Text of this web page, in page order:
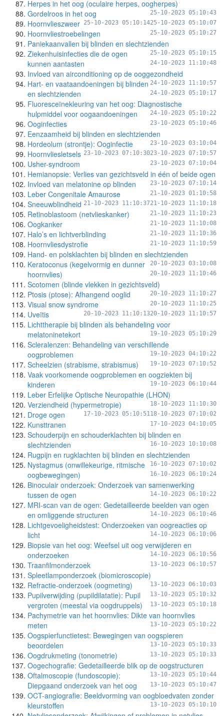
Herpes in het oog (oculaire herpes, oogherpes)
25-10-2023 05:10:43
Gordelroos in het oog
25-10-2023 05:10:07
Hoornvlieszweer 25-10-2023 05:10:14
Hoornvliestroebelingen 25-10-2023 05:10:27
Paniekaanvallen bij blinden en slechtzienden
25-10-2023 05:10:15
Ziekenhuisinfecties die de ogen
kunnen aantasten
24-10-2023 11:10:48
Invloed van airconditioning op de ooggezondheid
24-10-2023 11:10:57
Hart- en vaataandoeningen bij blinden
en slechtzienden
24-10-2023 05:10:17
Fluoresceïnekleuring van het oog: Diagnostische
hulpmiddel voor oogaandoeningen
24-10-2023 05:10:22
Ooginfecties 23-10-2023 05:10:46
Eenzaamheid bij blinden en slechtzienden
23-10-2023 03:10:04
Hordeolum (strontje): Ooginfectie
23-10-2023 07:10:57
Hoornvliesletsels 23-10-2023 07:10:30
Usher-syndroom 23-10-2023 07:10:04
Hemianopsie: Verlies van gezichtsveld in één of beide ogen
23-10-2023 07:10:14
Invloed van melatonine op blinden
21-10-2023 01:10:58
Leber Congenitale Amaurose
21-10-2023 11:10:18
Sneeuwblindheid 21-10-2023 11:10:37
Retinoblastoom (netvlieskanker) 21-10-2023 11:10:23
Oogkanker 21-10-2023 11:10:08
Halo’s en lichtverblinding 21-10-2023 11:10:36
Hoornvliesdystrofie 21-10-2023 11:10:59
Hand- en polsklachten bij blinden en slechtzienden
20-10-2023 03:10:08
Keratoconus (kegelvormig en dunner
hoornvlies)
20-10-2023 11:10:46
Scotomen (blinde vlekken in gezichtsveld)
20-10-2023 11:10:27
Ptosis (ptose): Afhangend ooglid
20-10-2023 11:10:25
Visual snow syndrome
20-10-2023 11:10:57
Uveïtis 20-10-2023 11:10:13
Lichttherapie bij blinden als behandeling voor
melatoninetekort
19-10-2023 05:10:29
Scleralenzen: Behandeling van verschillende
oogproblemen
19-10-2023 04:10:22
Scheelzien (strabisme, strabismus) 19-10-2023 07:10:52
Vaak voorkomende oogproblemen en oogziekten bij
kinderen
19-10-2023 06:10:44
Leber Erfelijke Optische Neuropathie (LHON)
18-10-2023 11:10:30
Verziendheid (hypermetropie)
18-10-2023 07:10:02
Droge ogen 17-10-2023 05:10:51
Kunsttranen 17-10-2023 04:10:05
Schouderpijn en schouderklachten bij blinden en
slechtzienden
16-10-2023 10:10:08
Rugpijn en rugklachten bij blinden en slechtzienden
16-10-2023 07:10:02
Nystagmus (onwillekeurige, ritmische
oogbewegingen)
16-10-2023 06:10:24
Binoculair onderzoek: Onderzoek van samenwerking
tussen de ogen
14-10-2023 06:10:22
MRI-scan van de ogen: Gedetailleerde beelden van ogen
en omliggende structuren
14-10-2023 06:10:46
Lichtgevoeligheidstest: Onderzoeken van oogreacties op
licht
14-10-2023 06:10:06
Biopsie van het oog: Weefsel uit oog verwijderen en
onderzoeken
14-10-2023 06:10:56
Traanfilmonderzoek 13-10-2023 06:10:57
Spleetlamponderzoek (biomicroscopie)
13-10-2023 06:10:03
Refractie-onderzoek (oogmeting)
13-10-2023 05:10:32
Pupilverwijding (pupildilatatie): Pupil
vergroten (meestal via oogdruppels)
13-10-2023 05:10:18
Pachymetrie van het hoornvlies: Dikte van hoornvlies
meten
13-10-2023 05:10:22
Oogspierfunctietest: Bewegingen van oogspieren
beoordelen
13-10-2023 05:10:33
Oogdrukmeting (tonometrie) 13-10-2023 05:10:33
Oogechografie: Gedetailleerde blik op de oogstructuren
13-10-2023 05:10:44
Oftalmoscopie (fundoscopie):
Diepgaand onderzoek van het oog
13-10-2023 05:10:47
OCT-angiografie: Beeldvorming van oogbloedvaten zonder
kleurstoffen
13-10-2023 05:10:10